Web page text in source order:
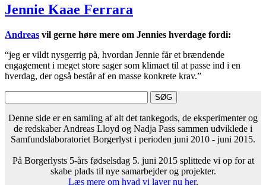
Jennie Kaae Ferrara
Andreas vil gerne høre mere om Jennies hverdage fordi:
“jeg er vildt nysgerrig på, hvordan Jennie får et brændende
engagement i meget store sager som klimaet til at passe ind i en
hverdag, der også består af en masse konkrete krav.”
Denne side er en samling af alt det tankegods, de eksperimenter og
de redskaber Andreas Lloyd og Nadja Pass sammen udviklede i
Samfundslaboratoriet Borgerlyst i perioden juni 2010 - juni 2015.
På Borgerlysts 5-års fødselsdag 5. juni 2015 splittede vi op for at
skabe plads til nye samarbejder og projekter.
Læs mere om hvad vi laver nu her.